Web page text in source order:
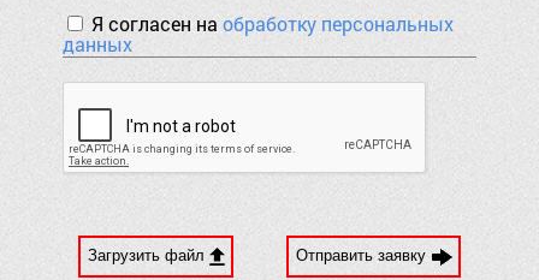
Я согласен наобработку персональных
данных
Загрузить файл Отправить заявку